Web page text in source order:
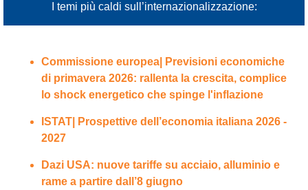
I temi più caldi sull’internazionalizzazione:
Commissione europea| Previsioni economiche
di primavera 2026: rallenta la crescita, complice
lo shock energetico che spinge l'inflazione
ISTAT| Prospettive dell’economia italiana 2026 -
2027
Dazi USA: nuove tariffe su acciaio, alluminio e
rame a partire dall’8 giugno